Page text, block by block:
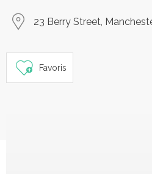
23 Berry Street,
Favoris